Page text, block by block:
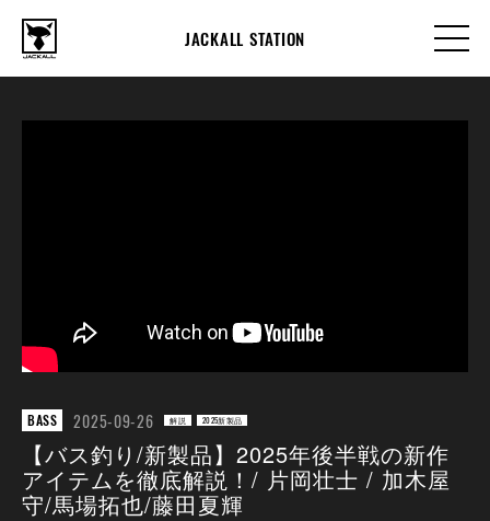
JACKALL STATION
BASS 2025-09-26 解説 2025新製品
【バス釣り/新製品】2025年後半戦の新作
アイテムを徹底解説！/ 片岡壮士 / 加木屋
守/馬場拓也/藤田夏輝